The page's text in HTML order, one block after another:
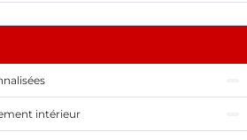
intérieur